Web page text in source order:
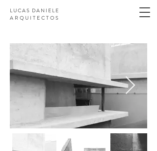
LUCAS DANIELE
ARQUITECTOS